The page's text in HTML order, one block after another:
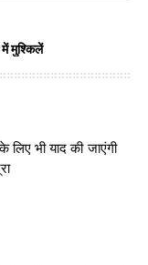
में मुश्किलें